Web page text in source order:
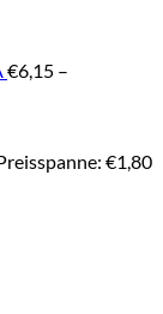
€6,15 –
€1,80